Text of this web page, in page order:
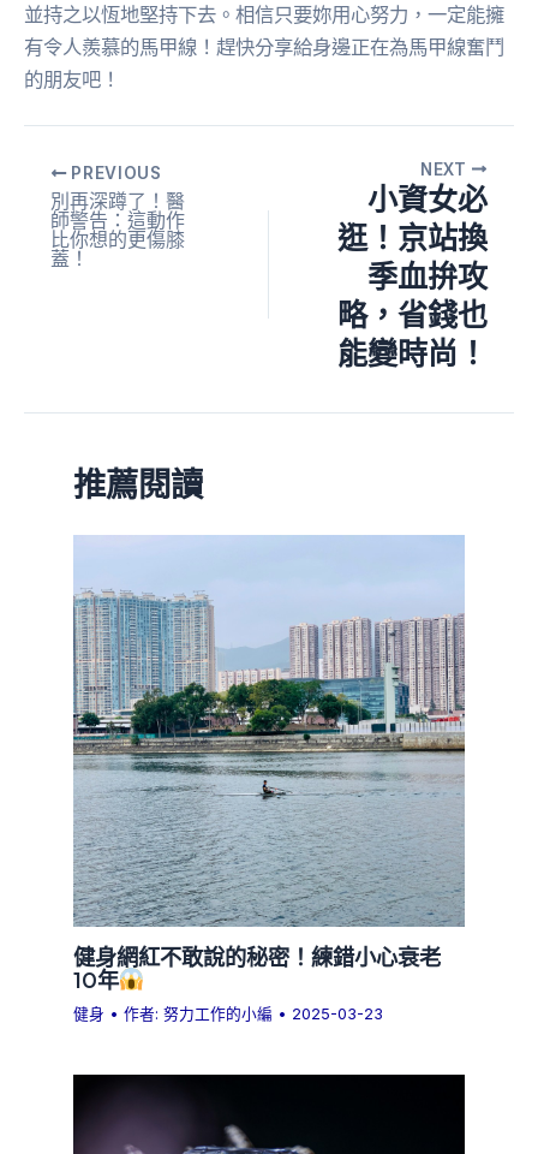
並持之以恆地堅持下去。相信只要妳用心努力，一定能擁
有令人羨慕的馬甲線！趕快分享給身邊正在為馬甲線奮鬥
的朋友吧！
PREVIOUS
別再深蹲了！醫
師警告：這動作
比你想的更傷膝
蓋！
NEXT
小資女必
逛！京站換
季血拚攻
略，省錢也
能變時尚！
推薦閱讀
健身網紅不敢說的秘密！練錯小心衰老
10年
健身 • 作者:努力工作的小編 • 2025-03-23